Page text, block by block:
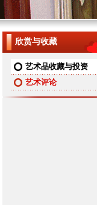
欣赏与收藏
艺术品收藏与投资
艺术评论